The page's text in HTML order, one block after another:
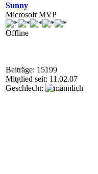
Sunny
Microsoft MVP
Offline
Beiträge: 15199
Mitglied seit: 11.02.07
Geschlecht: